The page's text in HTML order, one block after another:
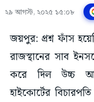
২৯ আগস্ট, ২০২৫ ১৫:০৮
জয়পুর: প্রশ্ন ফাঁস
রাজস্থানের সাব
করে দিল উচ্চ
হাইকোর্টের